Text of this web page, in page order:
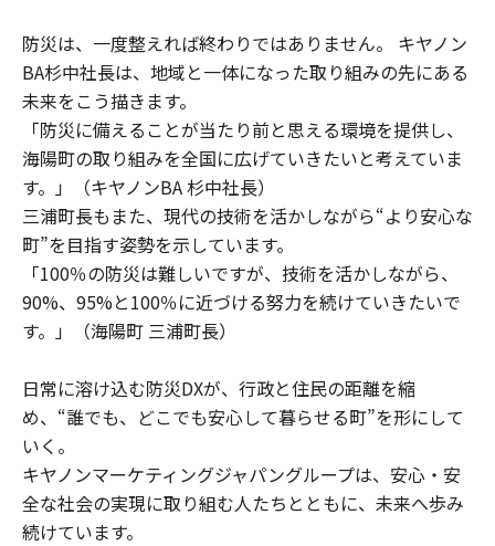
防災は、一度整えれば終わりではありません。 キヤノン
BA杉中社長は、地域と一体になった取り組みの先にある
未来をこう描きます。
「防災に備えることが当たり前と思える環境を提供し、
海陽町の取り組みを全国に広げていきたいと考えていま
す。」（キヤノンBA 杉中社長）
三浦町長もまた、現代の技術を活かしながら“より安心な
町”を目指す姿勢を示しています。
「100％の防災は難しいですが、技術を活かしながら、
90%、95%と100％に近づける努力を続けていきたいで
す。」（海陽町 三浦町長）
日常に溶け込む防災DXが、行政と住民の距離を縮
め、“誰でも、どこでも安心して暮らせる町”を形にして
いく。
キヤノンマーケティングジャパングループは、安心・安
全な社会の実現に取り組む人たちとともに、未来へ歩み
続けています。